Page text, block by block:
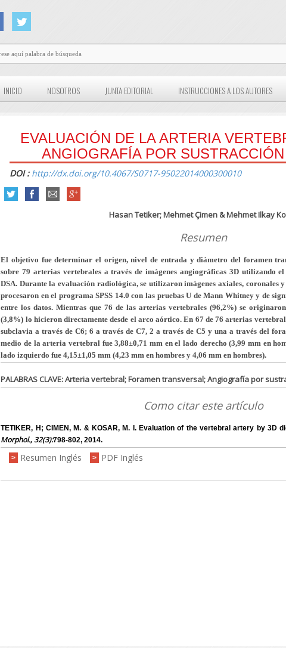
INICIO NOSOTROS JUNTA EDITORIAL INSTRUCCIONES A LOS AUTORES
EVALUACIÓN DE LA ARTERIA
ANGIOGRAFÍA POR
DOI : http://dx.doi.org/10.4067/S0717-95022014000300010
Hasan Tetiker; Mehmet Çimen & Mehmet Ilkay
Resumen
El objetivo fue determinar el origen, nivel de entrada y diámetro del foramen
sobre 79 arterias vertebrales a través de imágenes angiográficas 3D utilizando
DSA. Durante la evaluación radiológica, se utilizaron imágenes axiales, coronales
procesaron en el programa SPSS 14.0 con las pruebas U de Mann Whitney y de
entre los datos. Mientras que 76 de las arterias vertebrales (96,2%) se
(3,8%) lo hicieron directamente desde el arco aórtico. En 67 de 76 arterias
subclavia a través de C6; 6 a través de C7, 2 a través de C5 y una a través del
medio de la arteria vertebral fue 3,88±0,71 mm en el lado derecho (3,99 mm en
lado izquierdo fue 4,15±1,05 mm (4,23 mm en hombres y 4,06 mm en hombres).
PALABRAS CLAVE: Arteria vertebral; Foramen transversal; Angiografía por
Como citar este artículo
TETIKER, H; CIMEN, M. & KOSAR, M. I. Evaluation of the vertebral artery by 3D
Morphol., 32(3):798-802, 2014.
> Resumen Inglés > PDF Inglés